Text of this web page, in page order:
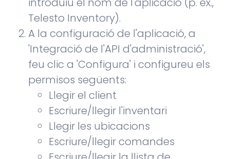
Telesto Inventory).
A la configuració de l'aplicació, a
'Integració de l'API d'administració',
feu clic a 'Configura' i configureu els
permisos següents:
Llegir el client
Escriure/llegir l'inventari
Llegir les ubicacions
Escriure/llegir comandes